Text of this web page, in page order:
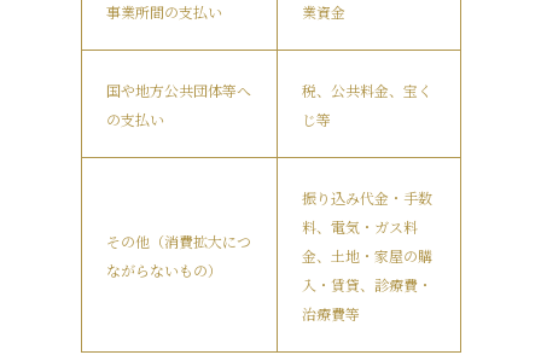
事業所間の支払い
業資金
国や地方公共団体等へ
の支払い
税、公共料金、宝く
じ等
その他（消費拡大につ
ながらないもの）
振り込み代金・手数
料、電気・ガス料
金、土地・家屋の購
入・賃貸、診療費・
治療費等